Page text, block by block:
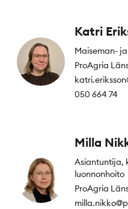
Katri
Maiseman-
ProAgria
050 664 74
Milla
Asiantuntija,
luonnonhoito
ProAgria